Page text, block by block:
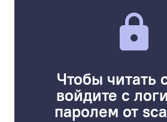
Чтобы читать
войдите с
паролем от